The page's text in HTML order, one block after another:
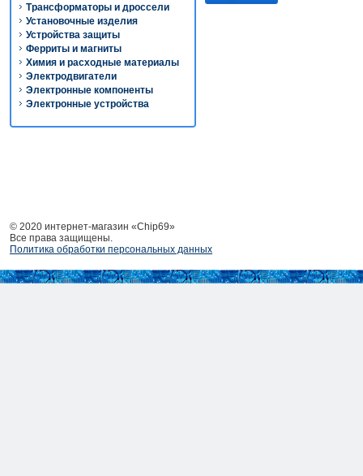
Трансформаторы и дроссели
Установочные изделия
Устройства защиты
Ферриты и магниты
Химия и расходные материалы
Электродвигатели
Электронные компоненты
Электронные устройства
© 2020 интернет-магазин «Chip69»
Все права защищены.
Политика обработки персональных данных